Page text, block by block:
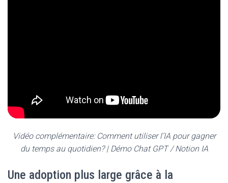
Vidéo complémentaire: Comment utiliser l’IA pour gagner
du temps au quotidien? | Démo Chat GPT / Notion IA
Une adoption plus large grâce à la